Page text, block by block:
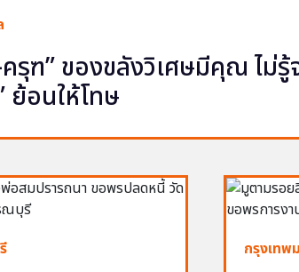
รุฑ” ของขลังวิเศษมีคุณ ไม่รู้
ย้อนให้โทษ
กรุงเทพ